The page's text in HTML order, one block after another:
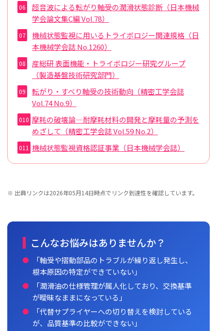
超音波による転がり軸受の潤滑状態診断（日本機械
学会論文集C編 Vol.78）
機械状態監視に用いるトライボロジー関連規格（日
本機械学会誌 No.1260）
産総研 表面機能・トライボロジー研究グループ
（製造基盤技術研究部門）
転がり・すべり軸受の技術動向（精密工学会誌
Vol.74 No.9）
摩耗の破壊論―耐摩耗材料の開発と摩耗量の予測を
めざして（精密工学会誌 Vol.59 No.2）
機械状態監視資格認証事業（日本機械学会誌）
※ 出典リンクは2026年05月14日時点でリンク到達性を確認しています。
こんなお悩みはありませんか？
「軸受や摺動部品のトラブルが繰り返し発生し、
根本原因の特定ができていない」
「潤滑油の仕様管理が属人化しており、交換基準
が曖昧なままになっている」
「代替サプライヤーへの切り替えを検討している
が、品質基準の比較ができない」